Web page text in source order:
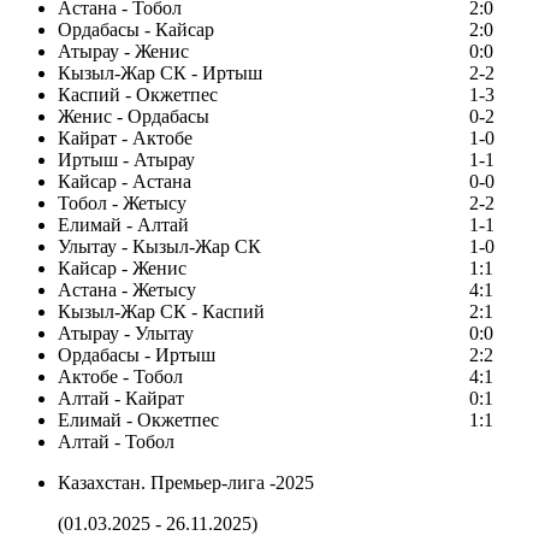
Астана - Тобол
2:0
Ордабасы - Кайсар
2:0
Атырау - Женис
0:0
Кызыл-Жар СК - Иртыш
2-2
Каспий - Окжетпес
1-3
Женис - Ордабасы
0-2
Кайрат - Актобе
1-0
Иртыш - Атырау
1-1
Кайсар - Астана
0-0
Тобол - Жетысу
2-2
Елимай - Алтай
1-1
Улытау - Кызыл-Жар СК
1-0
Кайсар - Женис
1:1
Астана - Жетысу
4:1
Кызыл-Жар СК - Каспий
2:1
Атырау - Улытау
0:0
Ордабасы - Иртыш
2:2
Актобе - Тобол
4:1
Алтай - Кайрат
0:1
Елимай - Окжетпес
1:1
Алтай - Тобол
Казахстан. Премьер-лига -2025
(01.03.2025 - 26.11.2025)